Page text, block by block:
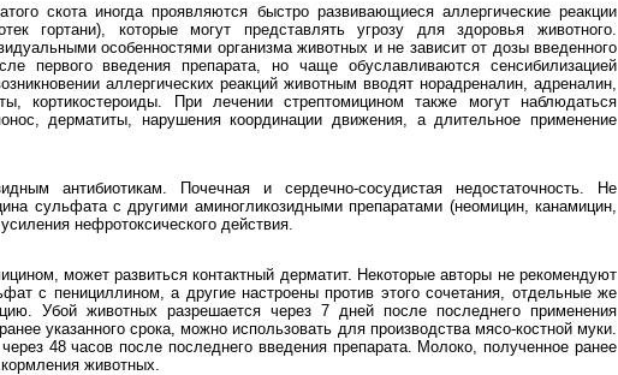
скота иногда проявляются быстро развивающиеся аллергические реакции
гортани), которые могут представлять угрозу для здоровья животного.
особенностями организма животных и не зависит от дозы введенного
первого введения препарата, но чаще обуславливаются сенсибилизацией
аллергических реакций животным вводят норадреналин, адреналин,
кортикостероиды. При лечении стрептомицином также могут наблюдаться
дерматиты, нарушения координации движения, а длительное применение
антибиотикам. Почечная и сердечно-сосудистая недостаточность. Не
сульфата с другими аминогликозидными препаратами (неомицин, канамицин,
нефротоксического действия.
может развиться контактный дерматит. Некоторые авторы не рекомендуют
с пенициллином, а другие настроены против этого сочетания, отдельные же
Убой животных разрешается через 7 дней после последнего применения
указанного срока, можно использовать для производства мясо-костной муки.
48 часов после последнего введения препарата. Молоко, полученное ранее
животных.